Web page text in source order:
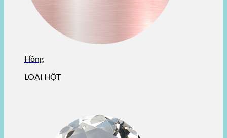
Hồng
LOẠI HỘT